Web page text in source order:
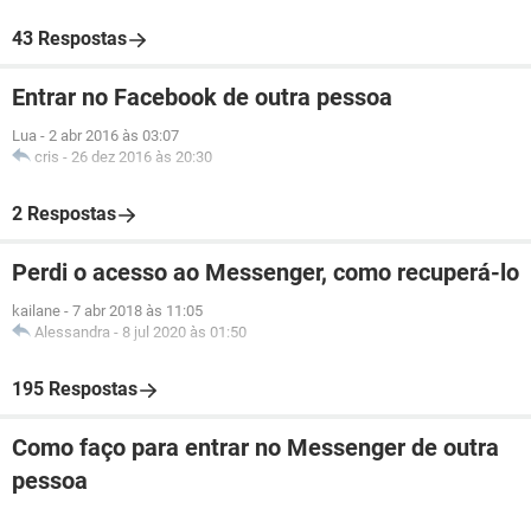
43 Respostas
Entrar no Facebook de outra pessoa
Lua - 2 abr 2016 às 03:07
cris - 26 dez 2016 às 20:30
2 Respostas
Perdi o acesso ao Messenger, como recuperá-lo
kailane - 7 abr 2018 às 11:05
Alessandra - 8 jul 2020 às 01:50
195 Respostas
Como faço para entrar no Messenger de outra
pessoa